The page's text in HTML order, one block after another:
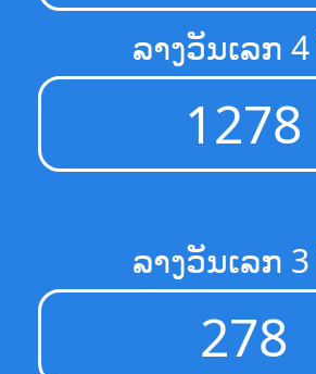
ລາງວັນເລກ 4
1278
ລາງວັນເລກ 3
278